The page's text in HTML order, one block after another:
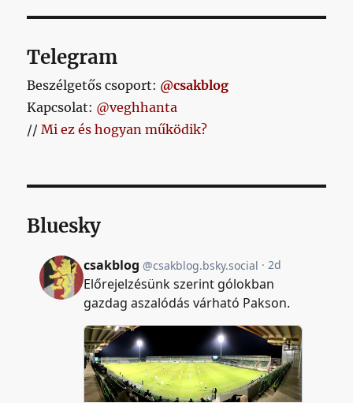
Telegram
Beszélgetős csoport: @csakblog
Kapcsolat: @veghhanta
//Mi ez és hogyan működik?
Bluesky